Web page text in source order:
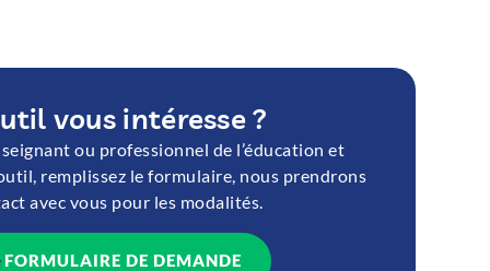
vous intéresse ?
ou professionnel de l’éducation et
remplissez le formulaire, nous prendrons
avec vous pour les modalités.
FORMULAIRE DE DEMANDE